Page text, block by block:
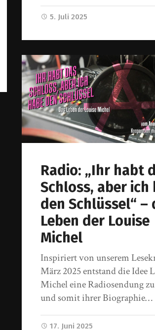
5. Juli 2025
Radio: „Ihr habt
Schloss, aber ich
den Schlüssel“ –
Leben der Louise
Michel
Inspiriert von unserem
März 2025 entstand die Idee
Michel eine Radiosendung
und somit ihrer Biographie…
17. Juni 2025